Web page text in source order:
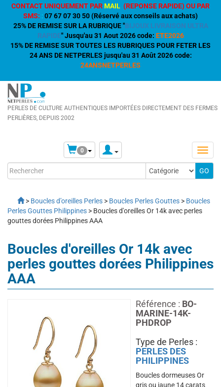
CONTACT UNIQUEMENT PARMAIL (REPONSE RAPIDE) OU PAR
SMS: :07 67 07 30 50 (Réservé aux conseils aux achats)
25% DE REMISE SUR LA RUBRIQUE "BIJOUX LIVRAISON ULTRA
RAPIDE" Jusqu'au 31 Aout 2026 code: ETE2026
15% DE REMISE SUR TOUTES LES RUBRIQUES POUR FETER LES
24 ANS DE NETPERLES jusqu'au 31 Août 2026 code:
24ANSNETPERLES
PERLES DE CULTURE AUTHENTIQUES IMPORTÉES DIRECTEMENT DES FERMES
PERLIÈRES, DEPUIS 2002
0
> Boucles d’oreilles Perles > Boucles Perles Gouttes > Boucles
Perles Gouttes Philippines > Boucles d'oreilles Or 14k avec perles
gouttes dorées Philippines AAA
Boucles d'oreilles Or 14k avec
perles gouttes dorées Philippines
AAA
Référence : BO-
MARINE-14K-
PHDROP
Type de Perles :
PERLES DES
PHILIPPINES
Boucles dormeuses Or
gris ou jaune 14 carats